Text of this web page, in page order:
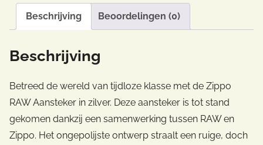
Beschrijving Beoordelingen (0)
Beschrijving
Betreed de wereld van tijdloze klasse met de Zippo
RAW Aansteker in zilver. Deze aansteker is tot stand
gekomen dankzij een samenwerking tussen RAW en
Zippo. Het ongepolijste ontwerp straalt een ruige, doch